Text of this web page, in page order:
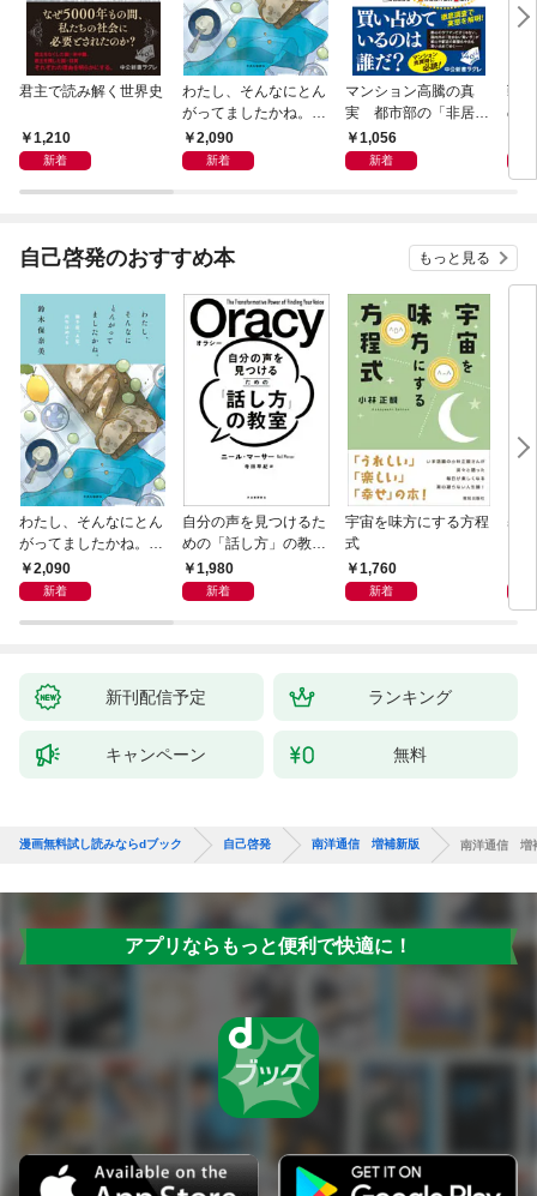
君主で読み解く世界史
1,210
新着
わたし、そんなにとん
がってましたかね。
獅子座、Ａ型、丙午は
めぐる
2,090
新着
マンション高騰の真
実 都市部の「非居住
化」が街を壊す
1,056
新着
戦
の
自己啓発のおすすめ本 もっと見る
わたし、そんなにとん
がってましたかね。
獅子座、Ａ型、丙午は
めぐる
2,090
新着
自分の声を見つけるた
めの「話し方」の教
室 Ｏｒａｃｙ（オラ
シー）
1,980
新着
宇宙を味方にする方程
式
1,760
新着
基
新刊配信予定 ランキング
キャンペーン 無料
漫画無料試し読みならdブック 自己啓発 南洋通信 増補新版 南洋通信 増
アプリならもっと便利で快適に！